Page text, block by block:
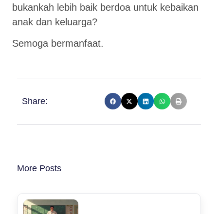
bukankah lebih baik berdoa untuk kebaikan
anak dan keluarga?
Semoga bermanfaat.
Share:
More Posts